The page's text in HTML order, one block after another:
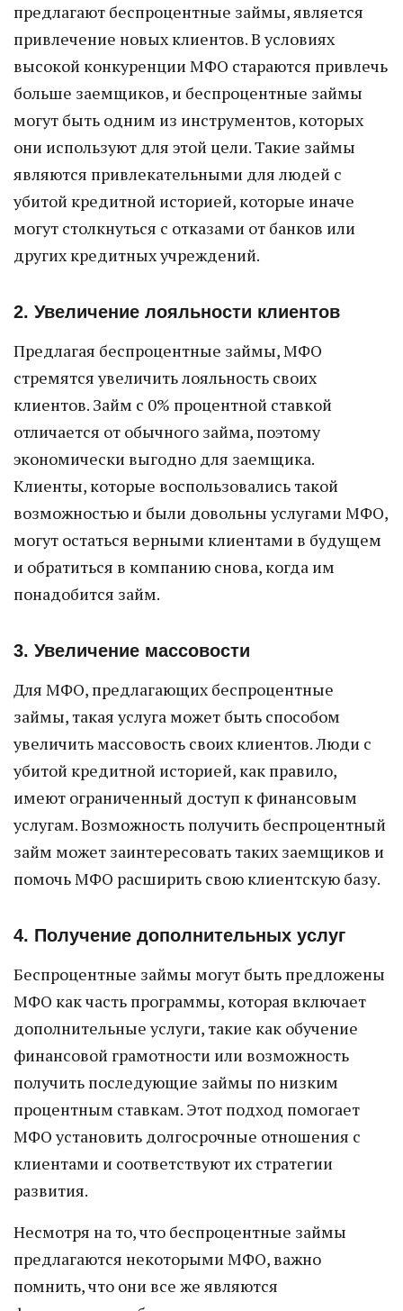
предлагают беспроцентные займы, является
привлечение новых клиентов. В условиях
высокой конкуренции МФО стараются привлечь
больше заемщиков, и беспроцентные займы
могут быть одним из инструментов, которых
они используют для этой цели. Такие займы
являются привлекательными для людей с
убитой кредитной историей, которые иначе
могут столкнуться с отказами от банков или
других кредитных учреждений.
2. Увеличение лояльности клиентов
Предлагая беспроцентные займы, МФО
стремятся увеличить лояльность своих
клиентов. Займ с 0% процентной ставкой
отличается от обычного займа, поэтому
экономически выгодно для заемщика.
Клиенты, которые воспользовались такой
возможностью и были довольны услугами МФО,
могут остаться верными клиентами в будущем
и обратиться в компанию снова, когда им
понадобится займ.
3. Увеличение массовости
Для МФО, предлагающих беспроцентные
займы, такая услуга может быть способом
увеличить массовость своих клиентов. Люди с
убитой кредитной историей, как правило,
имеют ограниченный доступ к финансовым
услугам. Возможность получить беспроцентный
займ может заинтересовать таких заемщиков и
помочь МФО расширить свою клиентскую базу.
4. Получение дополнительных услуг
Беспроцентные займы могут быть предложены
МФО как часть программы, которая включает
дополнительные услуги, такие как обучение
финансовой грамотности или возможность
получить последующие займы по низким
процентным ставкам. Этот подход помогает
МФО установить долгосрочные отношения с
клиентами и соответствуют их стратегии
развития.
Несмотря на то, что беспроцентные займы
предлагаются некоторыми МФО, важно
помнить, что они все же являются